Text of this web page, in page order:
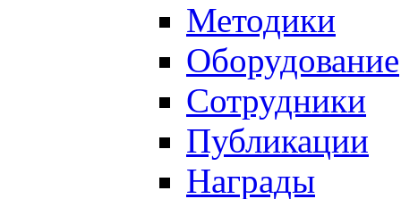
Методики
Оборудование
Сотрудники
Публикации
Награды